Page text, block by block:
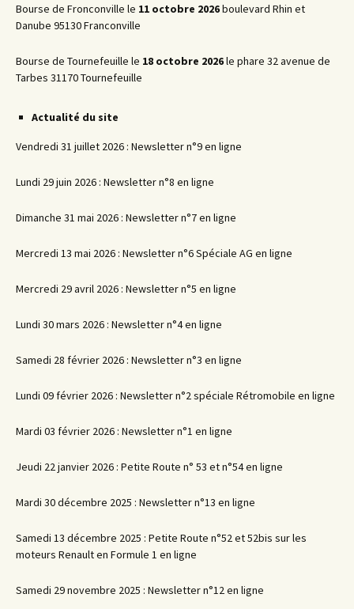
Bourse de Fronconville le 11 octobre 2026boulevard Rhin et
Danube 95130 Franconville
Bourse de Tournefeuille le 18 octobre 2026le phare 32 avenue de
Tarbes 31170 Tournefeuille
Actualité du site
Vendredi 31 juillet 2026 : Newsletter n°9 en ligne
Lundi 29 juin 2026 : Newsletter n°8 en ligne
Dimanche 31 mai 2026 : Newsletter n°7 en ligne
Mercredi 13 mai 2026 : Newsletter n°6 Spéciale AG en ligne
Mercredi 29 avril 2026 : Newsletter n°5 en ligne
Lundi 30 mars 2026 : Newsletter n°4 en ligne
Samedi 28 février 2026 : Newsletter n°3 en ligne
Lundi 09 février 2026 : Newsletter n°2 spéciale Rétromobile en ligne
Mardi 03 février 2026 : Newsletter n°1 en ligne
Jeudi 22 janvier 2026 : Petite Route n° 53 et n°54 en ligne
Mardi 30 décembre 2025 : Newsletter n°13 en ligne
Samedi 13 décembre 2025 : Petite Route n°52 et 52bis sur les
moteurs Renault en Formule 1 en ligne
Samedi 29 novembre 2025 : Newsletter n°12 en ligne